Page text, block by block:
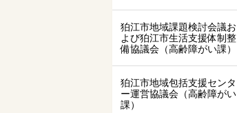
狛江市地域課題検討会議お
よび狛江市生活支援体制整
備協議会（高齢障がい課）
狛江市地域包括支援センタ
ー運営協議会（高齢障がい
課）